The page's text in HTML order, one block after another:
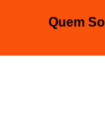
Quem